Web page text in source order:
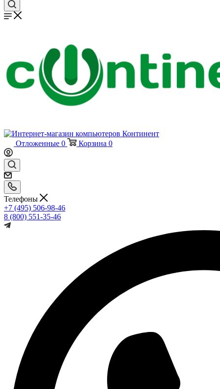
Отложенные 0 Корзина 0
Телефоны
+7 (495) 506-98-46
8 (800) 551-35-46